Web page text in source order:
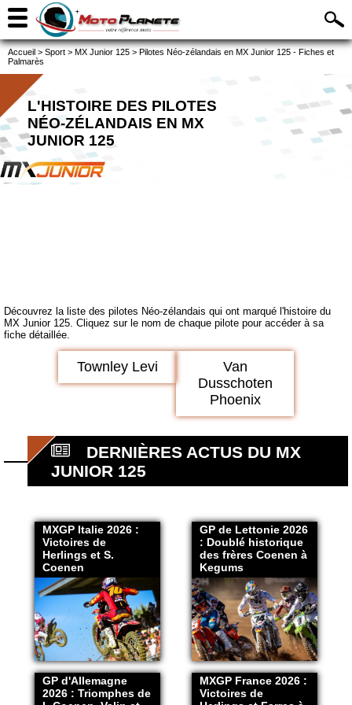
Accueil > Sport > MX Junior 125 > Pilotes Néo-zélandais en MX Junior 125 - Fiches et
Palmarès
L'HISTOIRE DES PILOTES
NÉO-ZÉLANDAIS EN MX
JUNIOR 125
Découvrez la liste des pilotes Néo-zélandais qui ont marqué l'histoire du
MX Junior 125. Cliquez sur le nom de chaque pilote pour accéder à sa
fiche détaillée.
Townley Levi
Van
Dusschoten
Phoenix
DERNIÈRES ACTUS DU MX
JUNIOR 125
MXGP Italie 2026 :
Victoires de
Herlings et S.
Coenen
GP de Lettonie 2026
: Doublé historique
des frères Coenen à
Kegums
GP d'Allemagne
2026 : Triomphes de
MXGP France 2026 :
Victoires de